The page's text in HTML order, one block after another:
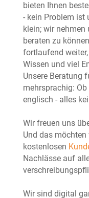
bieten Ihnen
- kein Problem ist
klein; wir nehmen
beraten zu
fortlaufend
Wissen und viel
Unsere Beratung
mehrsprachig:
englisch - alles
Wir freuen uns
Und das
kostenlosen
Nachlässe auf
Wir sind digital